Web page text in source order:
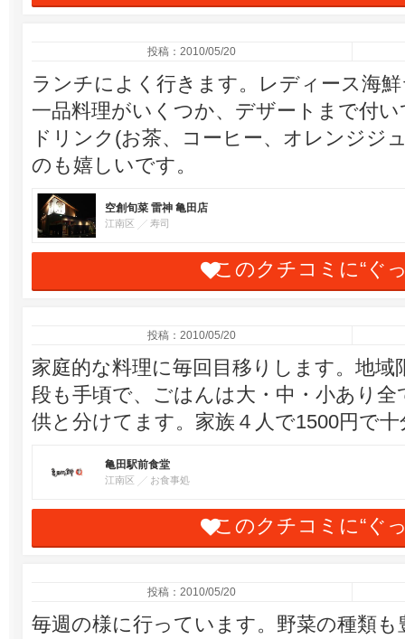
投稿：2010/05/20
ランチによく行きます。レディース海
一品料理がいくつか、デザートまで付
ドリンク(お茶、コーヒー、オレンジジ
のも嬉しいです。
空創旬菜 雷神 亀田店
江南区 寿司
このクチコミに“ぐ
投稿：2010/05/20
家庭的な料理に毎回目移りします。地
段も手頃で、ごはんは大・中・小あり
供と分けてます。家族４人で1500円で
亀田駅前食堂
江南区 お食事処
このクチコミに“ぐ
投稿：2010/05/20
毎週の様に行っています。野菜の種類